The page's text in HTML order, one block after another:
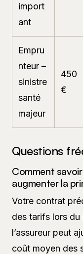
import
ant
Empru
nteur –
sinistre
santé
majeur
450
€
Questions
Comment
augmenter la
Votre contrat
des tarifs lors du
l’assureur peut
coût moyen des